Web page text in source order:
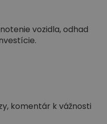
vozidla, odhad
komentár k vážnosti